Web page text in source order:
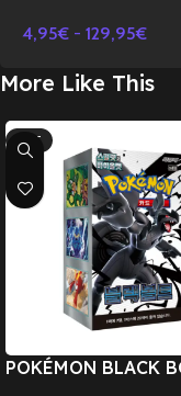
4,95€ - 129,95€
More Like This
HOT
POKÉMON BLACK